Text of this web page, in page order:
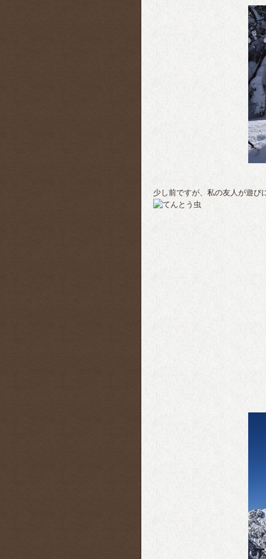
少し前ですが、私の友人が遊び